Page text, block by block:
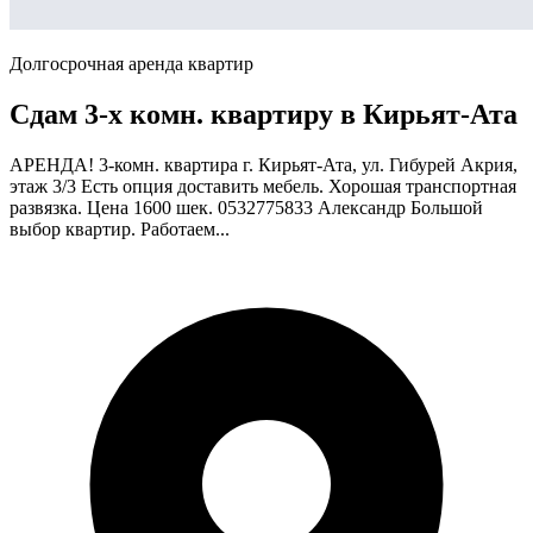
Долгосрочная аренда квартир
Сдам 3-х комн. квартиру в Кирьят-Ата
АРЕНДА! 3-комн. квартира г. Кирьят-Ата, ул. Гибурей Акрия,
этаж 3/3 Есть опция доставить мебель. Хорошая транспортная
развязка. Цена 1600 шек. 0532775833 Александр Большой
выбор квартир. Работаем...